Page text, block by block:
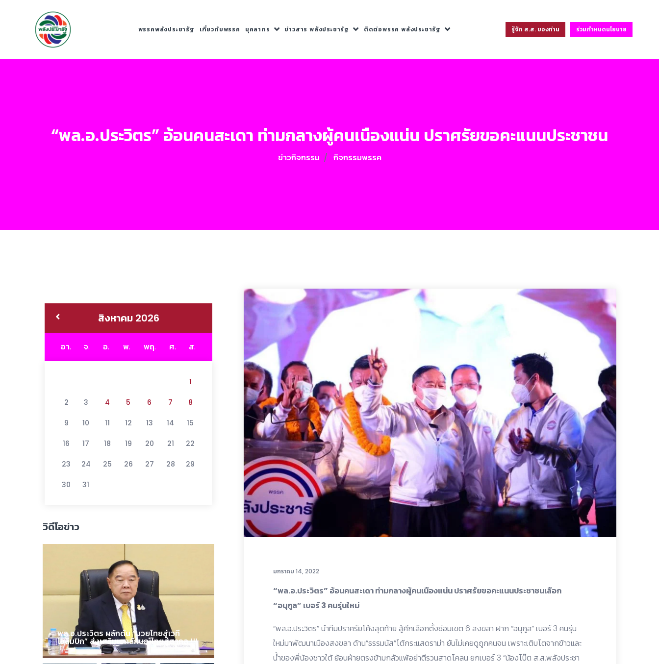
พรรคพลังประชารัฐ เกี่ยวกับพรรค บุคลากร ข่าวสาร พลังประชารัฐ ติดต่อพรรค พลังประชารัฐ รู้จัก ส.ส. ของท่าน ร่วมกำหนดนโยบาย
“พล.อ.ประวิตร” อ้อนคนสะเดา ท่ามกลางผู้คนเนืองแน่น ปราศรัยขอคะแนนประชาชน
ข่าวกิจกรรม กิจกรรมพรรค
มกราคม 14, 2022
“พล.อ.ประวิตร” อ้อนคนสะเดา ท่ามกลางผู้คนเนืองแน่น ปราศรัยขอคะแนนประชาชนเลือก
“อนุกูล” เบอร์ 3 คนรุ่นใหม่
“พล.อ.ประวิตร” นำทีมปราศรัยโค้งสุดท้าย สู้ศึกเลือกตั้งซ่อมเขต 6 สงขลา ฝาก “อนุกูล” เบอร์ 3 คนรุ่น
ใหม่มาพัฒนาเมืองสงขลา ด้าน”ธรรมนัส”โต้กระแสดราม่า ยันไม่เคยดูถูกคนจน เพราะเติบโตจากข้าวและ
น้ำของพี่น้องชาวใต้ ย้อนฝ่ายตรงข้ามกลัวแพ้อย่าตีรวนสาดโคลน ยกเบอร์ 3 “น้องโบ๊ต ส.ส.พลังประชา
สิงหาคม 2026
อา. จ. อ. พ. พฤ. ศ. ส.
1
2 3 4 5 6 7 8
9 10 11 12 13 14 15
16 17 18 19 20 21 22
23 24 25 26 27 28 29
30 31
วิดีโอข่าว
พล.อ.ประวิตร ผลักดัน “มวยไทยสู่เวที
โอลิมปิก” ส่งเสริมเอกลักษณ์ไทยสู่สากล !!!